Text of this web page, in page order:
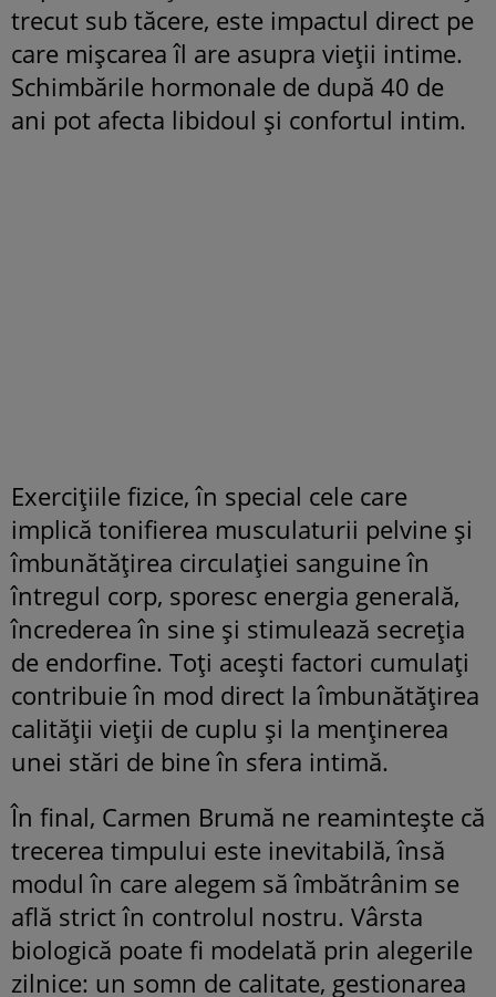
trecut sub tăcere, este impactul direct pe
care mișcarea îl are asupra vieții intime.
Schimbările hormonale de după 40 de
ani pot afecta libidoul și confortul intim.
Exercițiile fizice, în special cele care
implică tonifierea musculaturii pelvine și
îmbunătățirea circulației sanguine în
întregul corp, sporesc energia generală,
încrederea în sine și stimulează secreția
de endorfine. Toți acești factori cumulați
contribuie în mod direct la îmbunătățirea
calității vieții de cuplu și la menținerea
unei stări de bine în sfera intimă.
În final, Carmen Brumă ne reamintește că
trecerea timpului este inevitabilă, însă
modul în care alegem să îmbătrânim se
află strict în controlul nostru. Vârsta
biologică poate fi modelată prin alegerile
zilnice: un somn de calitate, gestionarea